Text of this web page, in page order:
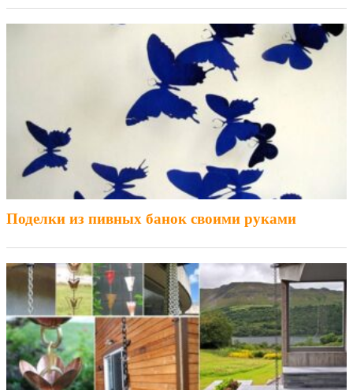
Поделки из пивных банок своими руками